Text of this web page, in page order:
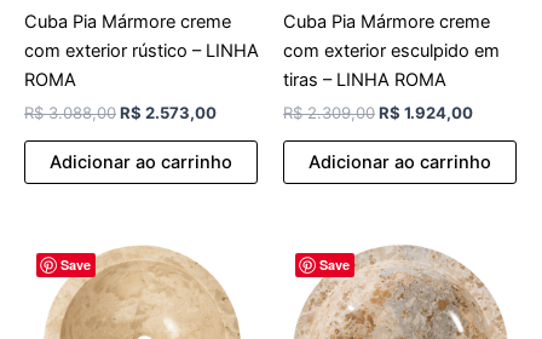
Cuba Pia Mármore creme
com exterior rústico – LINHA
ROMA
R$3.088,00R$ 2.573,00
Adicionar ao carrinho
Cuba Pia Mármore creme
com exterior esculpido em
tiras – LINHA ROMA
R$2.309,00R$ 1.924,00
Adicionar ao carrinho
Save
O
preço
original
era:
R$ 3.492,00.
atual
é:
R$ 2.910,00.
Save
O
preço
original
era:
R$ 2.754,00.
atual
é:
R$